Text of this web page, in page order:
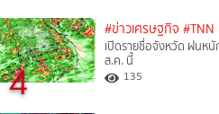
4
#ข่าวเศรษฐกิจ
เปิดรายชื่อจังหวัด ฝนห
ส.ค. นี้
135